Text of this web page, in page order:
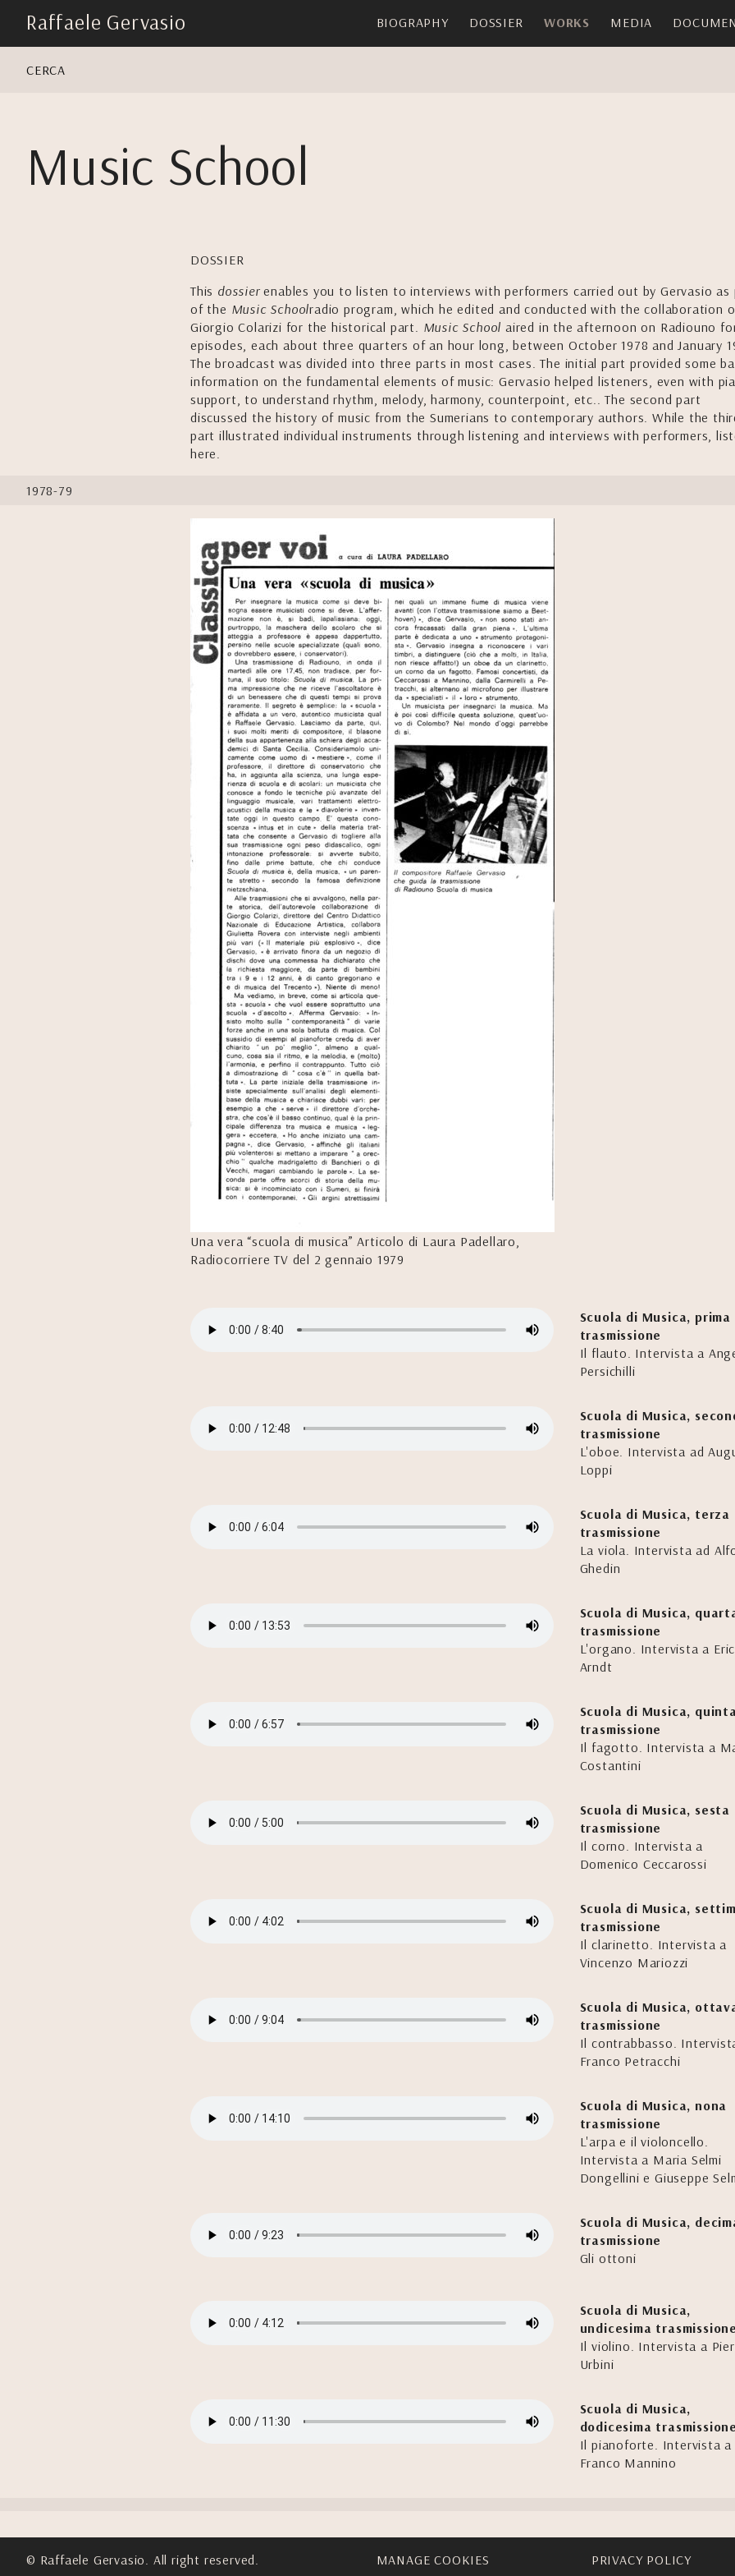
navigationRaffaele Gervasio BIOGRAPHY DOSSIER WORKS MEDIA
CERCA
Music School
DOSSIER
This dossierenables you to listen to interviews with performers carried out by Gervasio as
of the Music Schoolradio program, which he edited and conducted with the collaboration
Giorgio Colarizi for the historical part. Music School aired in the afternoon on Radiouno
episodes, each about three quarters of an hour long, between October 1978 and January
The broadcast was divided into three parts in most cases. The initial part provided some
information on the fundamental elements of music: Gervasio helped listeners, even with
support, to understand rhythm, melody, harmony, counterpoint, etc.. The second part
discussed the history of music from the Sumerians to contemporary authors. While the
part illustrated individual instruments through listening and interviews with performers,
here.
1978-79
Una vera “scuola di musica” Articolo di Laura Padellaro,
Radiocorriere TV del 2 gennaio 1979
Scuola di Musica, prima
trasmissione
Il flauto. Intervista a
Persichilli
Scuola di Musica,
trasmissione
L'oboe. Intervista ad
Loppi
Scuola di Musica, terza
trasmissione
La viola. Intervista ad
Ghedin
Scuola di Musica,
trasmissione
L'organo. Intervista a
Arndt
Scuola di Musica,
trasmissione
Il fagotto. Intervista a
Costantini
Scuola di Musica, sesta
trasmissione
Il corno. Intervista a
Domenico Ceccarossi
Scuola di Musica,
trasmissione
Il clarinetto. Intervista a
Vincenzo Mariozzi
Scuola di Musica,
trasmissione
Il contrabbasso.
Franco Petracchi
Scuola di Musica, nona
trasmissione
L'arpa e il violoncello.
Intervista a Maria Selmi
Dongellini e Giuseppe
Scuola di Musica,
trasmissione
Gli ottoni
Scuola di Musica,
undicesima trasmissione
Il violino. Intervista a
Urbini
Scuola di Musica,
dodicesima trasmissione
Il pianoforte. Intervista a
Franco Mannino
© Raffaele Gervasio. All right reserved. MANAGE COOKIES PRIVACY POLICY